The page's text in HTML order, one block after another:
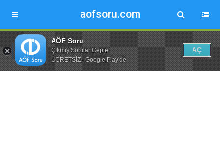
aofsoru.com
AÖF Soru
Çıkmış Sorular Cepte
ÜCRETSİZ - Google Play'de
AÇ